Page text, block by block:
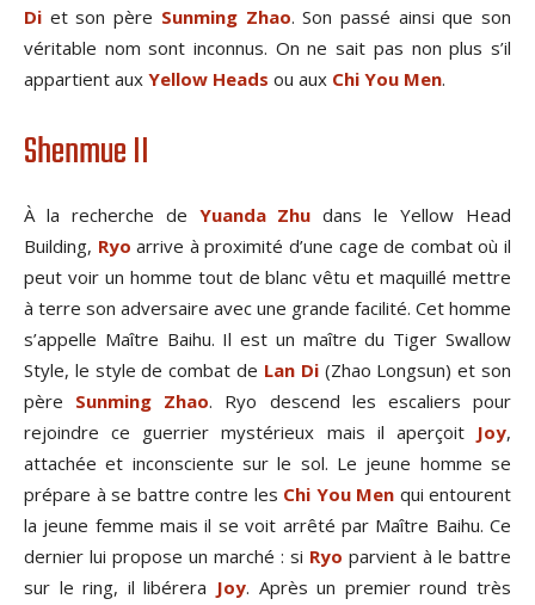
Di et son père Sunming Zhao. Son passé ainsi que son
véritable nom sont inconnus. On ne sait pas non plus s’il
appartient aux Yellow Heads ou aux Chi You Men.
Shenmue II
À la recherche de Yuanda Zhu dans le Yellow Head
Building, Ryo arrive à proximité d’une cage de combat où il
peut voir un homme tout de blanc vêtu et maquillé mettre
à terre son adversaire avec une grande facilité. Cet homme
s’appelle Maître Baihu. Il est un maître du Tiger Swallow
Style, le style de combat de Lan Di(Zhao Longsun) et son
père Sunming Zhao. Ryo descend les escaliers pour
rejoindre ce guerrier mystérieux mais il aperçoit Joy,
attachée et inconsciente sur le sol. Le jeune homme se
prépare à se battre contre les Chi You Men qui entourent
la jeune femme mais il se voit arrêté par Maître Baihu. Ce
dernier lui propose un marché : si Ryo parvient à le battre
sur le ring, il libérera Joy. Après un premier round très